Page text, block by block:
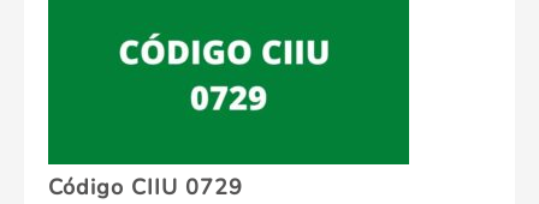
Código CIIU 0729